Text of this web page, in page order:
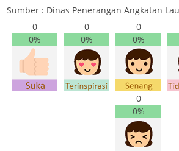
Sumber : Dinas Penerangan Angkatan
0
0%
0
0%
0
0%
0
0%